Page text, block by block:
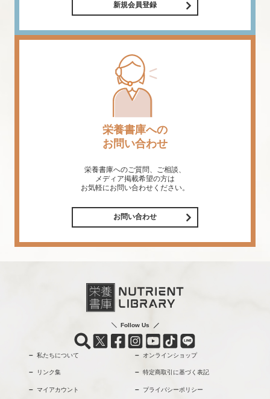
新規会員登録
栄養書庫への
お問い合わせ
栄養書庫へのご質問、ご相談、
メディア掲載希望の方は
お気軽にお問い合わせください。
お問い合わせ
Follow Us
私たちについて オンラインショップ
リンク集 特定商取引に基づく表記
マイアカウント プライバシーポリシー